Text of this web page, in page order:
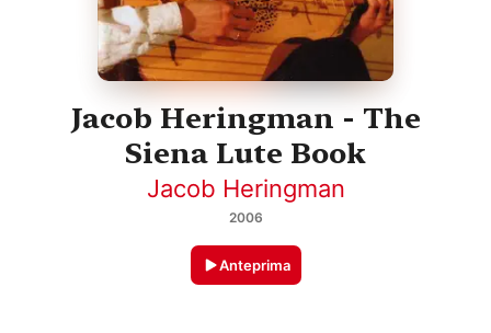
Jacob Heringman - The
Siena Lute Book
Jacob Heringman
2006
Anteprima